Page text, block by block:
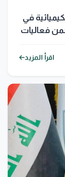
في
فعاليات
اقرأ المزيد